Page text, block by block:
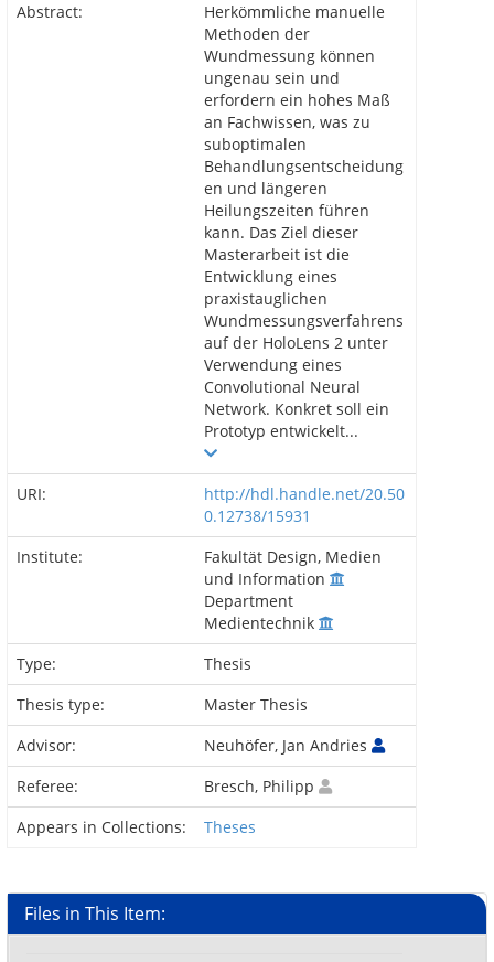
Abstract:
Herkömmliche manuelle
Methoden der
Wundmessung können
ungenau sein und
erfordern ein hohes Maß
an Fachwissen, was zu
suboptimalen
Behandlungsentscheidung
en und längeren
Heilungszeiten führen
kann. Das Ziel dieser
Masterarbeit ist die
Entwicklung eines
praxistauglichen
Wundmessungsverfahrens
auf der HoloLens 2 unter
Verwendung eines
Convolutional Neural
Network. Konkret soll ein
Prototyp entwickelt...
URI:
http://hdl.handle.net/20.50
0.12738/15931
Institute:
Fakultät Design, Medien
und Information
Department
Medientechnik
Type:
Thesis
Thesis type:
Master Thesis
Advisor:
Neuhöfer, Jan Andries
Referee:
Bresch, Philipp
Appears in Collections:
Theses
Files in This Item: